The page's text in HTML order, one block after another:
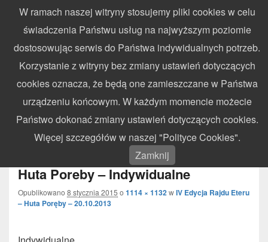
WynikiZawodow.pl
Profesjonalny elektroniczny pomiar czasu – chronometraż zawodów
sportowych
Search
for:
Search
Nawigacja
Następny →
2013.10.20 – IV Runda Rajdu Eteru –
Huta Poreby – Indywidualne
Opublikowano 8 stycznia 2015 o 1114 × 1132wIV Edycja Rajdu Eteru
– Huta Poręby – 20.10.2013
W ramach naszej witryny stosujemy pliki cookies w celu
świadczenia Państwu usług na najwyższym poziomie
dostosowując serwis do Państwa indywidualnych potrzeb.
Korzystanie z witryny bez zmiany ustawień dotyczących
cookies oznacza, że będą one zamieszczane w Państwa
urządzeniu końcowym. W każdym momencie możecie
Państwo dokonać zmiany ustawień dotyczących cookies.
Więcej szczegółów w naszej "Polityce Cookies".
Zamknij